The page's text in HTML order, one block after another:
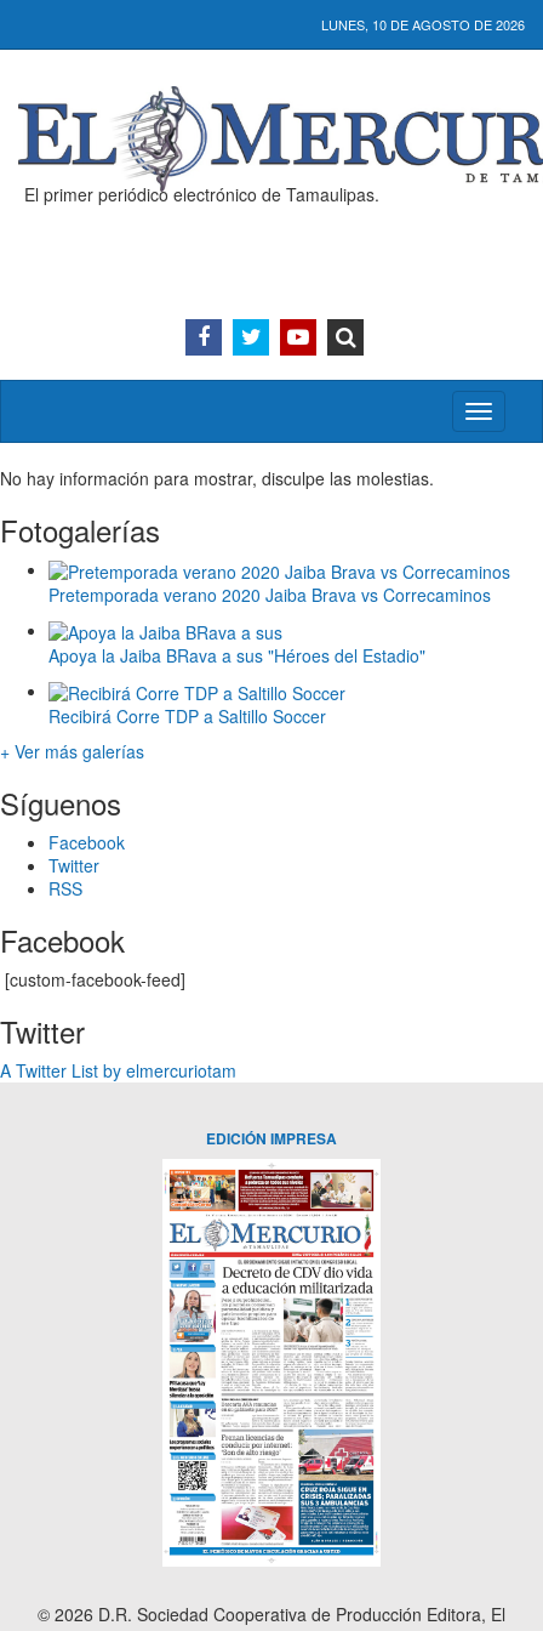
LUNES, 10 DE AGOSTO DE 2026
El primer periódico electrónico de Tamaulipas.
Activar/
menú
No hay información para mostrar, disculpe las molestias.
Fotogalerías
Pretemporada verano 2020 Jaiba Brava vs Correcaminos
Apoya la Jaiba BRava a sus "Héroes del Estadio"
Recibirá Corre TDP a Saltillo Soccer
+ Ver más galerías
Síguenos
Facebook
Twitter
RSS
Facebook
[custom-facebook-feed]
Twitter
A Twitter List by elmercuriotam
EDICIÓN IMPRESA
© 2026 D.R. Sociedad Cooperativa de Producción Editora, El